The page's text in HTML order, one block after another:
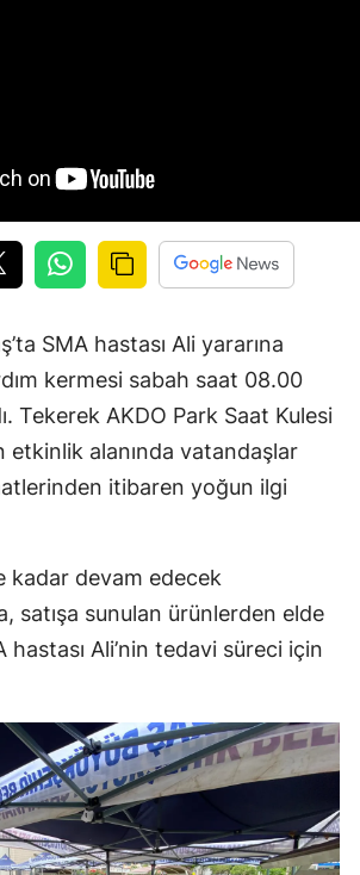
SMA hastası Ali yararına
kermesi sabah saat 08.00
Tekerek AKDO Park Saat Kulesi
etkinlik alanında vatandaşlar
itibaren yoğun ilgi
kadar devam edecek
satışa sunulan ürünlerden elde
hastası Ali’nin tedavi süreci için